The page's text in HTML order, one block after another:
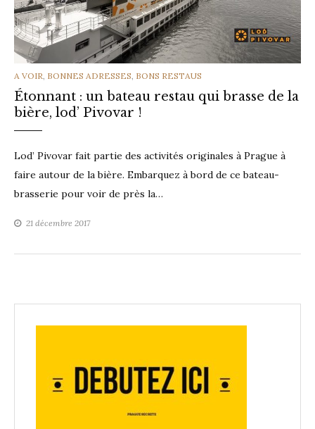
CATEGORIES
A VOIR BONNES ADRESSES BONS RESTAUS
Étonnant : un bateau restau qui brasse de la
bière, lod’ Pivovar !
Lod’ Pivovar fait partie des activités originales à Prague à
faire autour de la bière. Embarquez à bord de ce bateau-
brasserie pour voir de près la…
21 décembre 2017